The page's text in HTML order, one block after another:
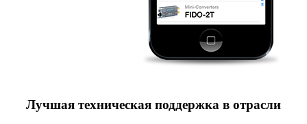
Лучшая техническая поддержка в отрасли